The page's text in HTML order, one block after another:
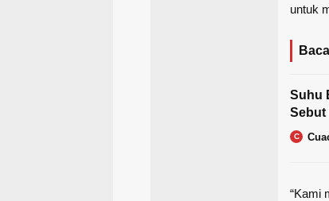
untuk
Suhu
Sebut
C
“Kami